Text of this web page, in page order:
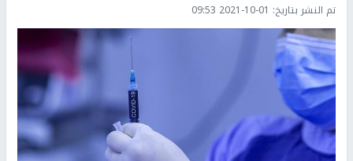
تم النشر بتاريخ: 2021-10-01 09:53